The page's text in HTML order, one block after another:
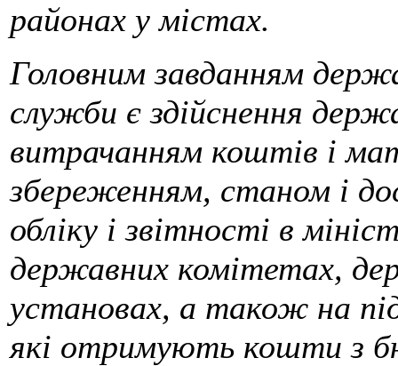
районах у містах.
Головним завданням
служби є здійснення
витрачанням коштів і
збереженням, станом і
обліку і звітності в
державних комітетах,
установах, а також на
які отримують кошти з